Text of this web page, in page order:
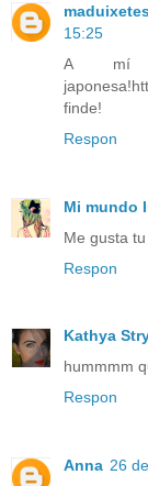
15:25
A mí
finde!
Respon
Mi mundo
Me gusta
Respon
Kathya
hummmm
Respon
Anna 26